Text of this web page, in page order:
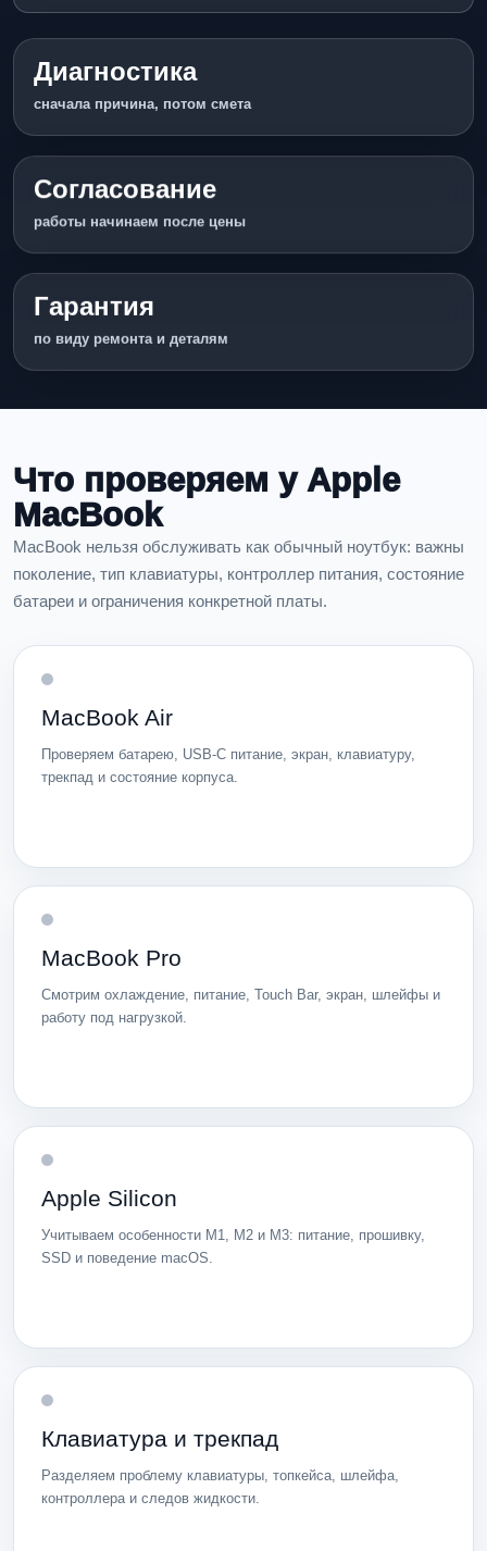
Диагностика
сначала причина, потом смета
Согласование
работы начинаем после цены
Гарантия
по виду ремонта и деталям
Что проверяем у Apple
MacBook
MacBook нельзя обслуживать как обычный ноутбук: важны
поколение, тип клавиатуры, контроллер питания, состояние
батареи и ограничения конкретной платы.
MacBook Air
Проверяем батарею, USB-C питание, экран, клавиатуру,
трекпад и состояние корпуса.
MacBook Pro
Смотрим охлаждение, питание, Touch Bar, экран, шлейфы и
работу под нагрузкой.
Apple Silicon
Учитываем особенности M1, M2 и M3: питание, прошивку,
SSD и поведение macOS.
Клавиатура и трекпад
Разделяем проблему клавиатуры, топкейса, шлейфа,
контроллера и следов жидкости.